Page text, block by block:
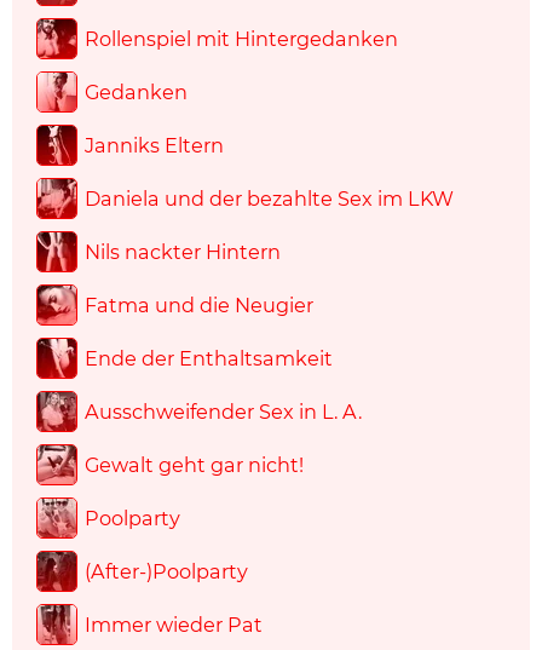
Rollenspiel mit Hintergedanken
Gedanken
Janniks Eltern
Daniela und der bezahlte Sex im LKW
Nils nackter Hintern
Fatma und die Neugier
Ende der Enthaltsamkeit
Ausschweifender Sex in L. A.
Gewalt geht gar nicht!
Poolparty
(After-)Poolparty
Immer wieder Pat